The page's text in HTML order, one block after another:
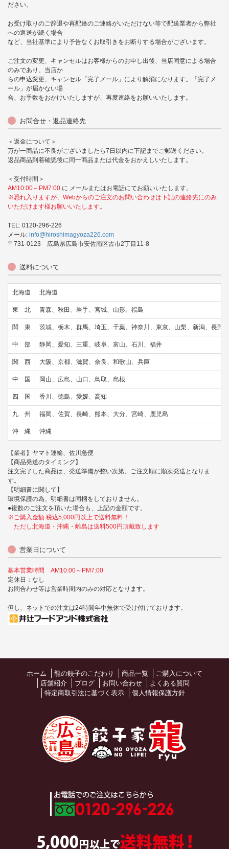
ださい。
お受け取りのご辞退や再配達のご連絡がいただけない等で配送業者から弊社
への返送が続く場合
など、当社基準により予告なくお取引きをお断りする場合がございます。
ご注文の変更、キャンセルはお客様からのお申し出後、当店同意による場合
のみであり、当店か
らの申込変更、キャンセル「完了メール」により解消になります。「完了メ
ール」が届かない場
合、お手数をおかけいたしますが、再度連絡をお願いいたします。
お問合せ・返品連絡先
＜返金について＞
万が一商品に不良がございましたら7日以内に下記までご郵送ください。
返品商品到着確認後に同一商品または代金をおかえしいたします。
＜受付時間＞
AM10:00～PM7:00 に メールまたはお電話にてお願いいたします。
※恐れ入りますが、Webからのご注文のお問い合わせは下記の連絡先にのみ
いただけます様お願いいたします。
TEL: 0120-296-226
メール: info@hiroshimagyoza226.com
〒731-0123 広島県広島市安佐南区古市2丁目11-8
送料について
北海道 北海道
東 北 青森、秋田、岩手、宮城、山形、福島
関 東 茨城、栃木、群馬、埼玉、千葉、神奈川、東京、山梨、新潟、長野
中 部 静岡、愛知、三重、岐阜、富山、石川、福井
関 西 大阪、京都、滋賀、奈良、和歌山、兵庫
中 国 岡山、広島、山口、鳥取、島根
四 国 香川、徳島、愛媛、高知
九 州 福岡、佐賀、長崎、熊本、大分、宮崎、鹿児島
沖 縄 沖縄
【業者】ヤマト運輸、佐川急便
【商品発送のタイミング】
注文完了した商品は、発送準備が整い次第、ご注文順に順次発送となりま
す。
【明細書に関して】
環境保護の為、明細書は同梱をしておりません。
●複数のご注文を頂いた場合も、上記の金額です。
※ご購入金額 税込5,000円以上で送料無料！
ただし北海道・沖縄・離島は送料500円頂戴致します
営業日について
基本営業時間 AM10:00～PM7:00
定休日：なし
お問合わせ等は営業時間内のみの対応となります。
但し、ネットでの注文は24時間年中無休で受け付けております。
ホーム 龍の餃子のこだわり 商品一覧
ご購入について
店舗紹介
ブログ お問い合わせ
よくある質問
特定商取引法に基づく表示
個人情報保護方針